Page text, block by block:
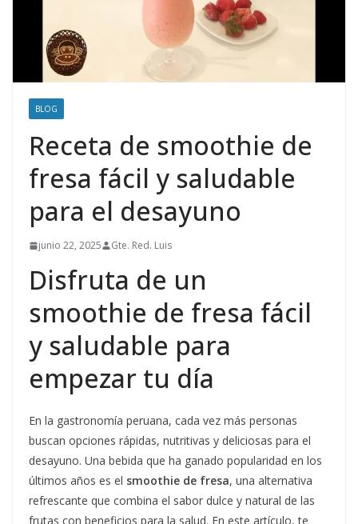
BLOG
Receta de smoothie de
fresa fácil y saludable
para el desayuno
junio 22, 2025 Gte. Red. Luis
Disfruta de un
smoothie de fresa fácil
y saludable para
empezar tu día
En la gastronomía peruana, cada vez más personas
buscan opciones rápidas, nutritivas y deliciosas para el
desayuno. Una bebida que ha ganado popularidad en los
últimos años es el smoothie de fresa, una alternativa
refrescante que combina el sabor dulce y natural de las
frutas con beneficios para la salud. En este artículo, te